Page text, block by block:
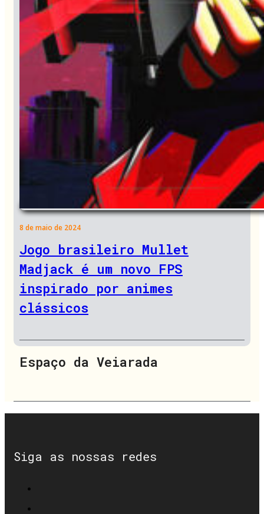
8 de maio de 2024
Jogo brasileiro Mullet
Madjack é um novo FPS
inspirado por animes
clássicos
Espaço da Veiarada
Siga as nossas redes